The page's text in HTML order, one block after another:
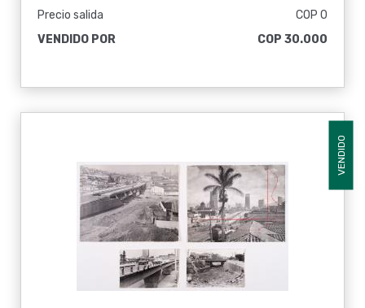
Precio salida
COP 0
VENDIDO POR
COP 30.000
VENDIDO